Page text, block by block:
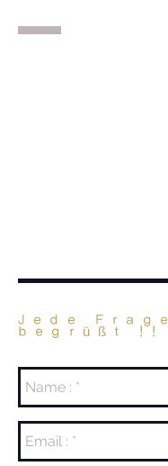
Jede
begrüßt !!